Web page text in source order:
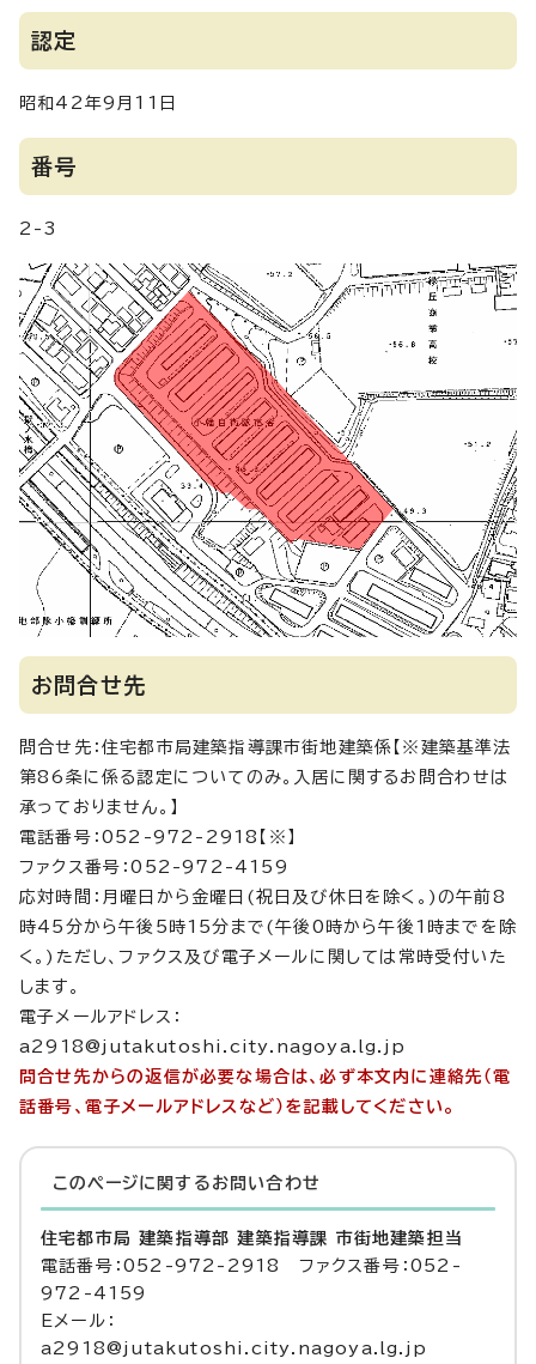
認定
昭和42年9月11日
番号
2-3
お問合せ先
問合せ先：住宅都市局建築指導課市街地建築係【※建築基準法
第86条に係る認定についてのみ。入居に関するお問合わせは
承っておりません。】
電話番号：052-972-2918【※】
ファクス番号：052-972-4159
応対時間：月曜日から金曜日(祝日及び休日を除く。)の午前8
時45分から午後5時15分まで(午後0時から午後1時までを除
く。)ただし、ファクス及び電子メールに関しては常時受付いた
します。
電子メールアドレス：
a2918@jutakutoshi.city.nagoya.lg.jp
問合せ先からの返信が必要な場合は、必ず本文内に連絡先（電
話番号、電子メールアドレスなど）を記載してください。
このページに関する お問い合わせ
住宅都市局 建築指導部 建築指導課 市街地建築担当
電話番号：052-972-2918 ファクス番号：052-
972-4159
Eメール：
a2918@jutakutoshi.city.nagoya.lg.jp